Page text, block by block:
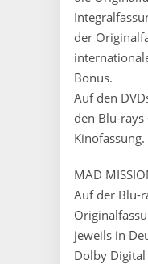
der
Bonus.
Auf den
den Blu-
Kinofassung.
MAD
Auf der Blu-
jeweils in
Dolby